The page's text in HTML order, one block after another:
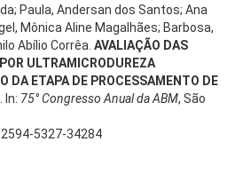
Paula, Andersan dos Santos; Ana
Mônica Aline Magalhães; Barbosa,
Abílio Corrêa. AVALIAÇÃO DAS
ULTRAMICRODUREZA
DA ETAPA DE PROCESSAMENTO DE
In: 75° Congresso Anual da ABM, São
2594-5327-34284